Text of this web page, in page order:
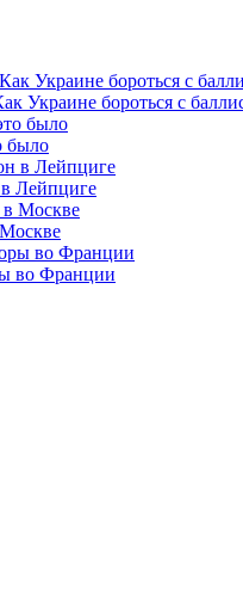
Украине бороться с
было
Лейпциге
во Франции